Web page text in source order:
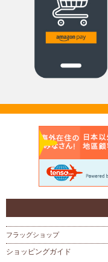
フラッグショップ
ショッピングガイド